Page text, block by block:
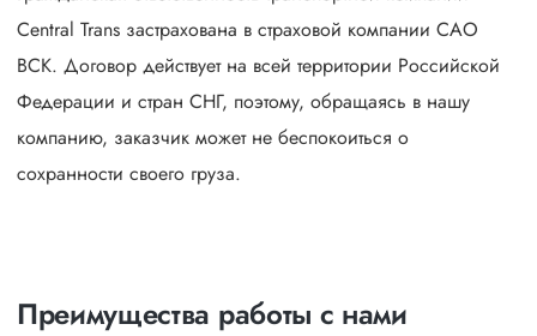
Central Trans застрахована в страховой компании САО
ВСК. Договор действует на всей территории Российской
Федерации и стран СНГ, поэтому, обращаясь в нашу
компанию, заказчик может не беспокоиться о
сохранности своего груза.
Преимущества работы с нами